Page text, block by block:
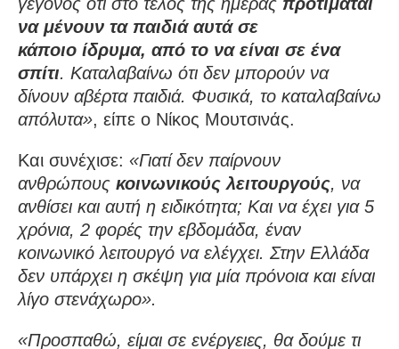
να μένουν τα παιδιά αυτά σε
κάποιο ίδρυμα, από το να είναι σε ένα
σπίτι. Καταλαβαίνω ότι δεν μπορούν να
δίνουν αβέρτα παιδιά. Φυσικά, το καταλαβαίνω
απόλυτα», είπε ο Νίκος Μουτσινάς.
Και συνέχισε: «Γιατί δεν παίρνουν
ανθρώπους κοινωνικούς λειτουργούς, να
ανθίσει και αυτή η ειδικότητα; Και να έχει για 5
χρόνια, 2 φορές την εβδομάδα, έναν
κοινωνικό λειτουργό να ελέγχει. Στην Ελλάδα
δεν υπάρχει η σκέψη για μία πρόνοια και είναι
λίγο στενάχωρο».
«Προσπαθώ, είμαι σε ενέργειες, θα δούμε τι